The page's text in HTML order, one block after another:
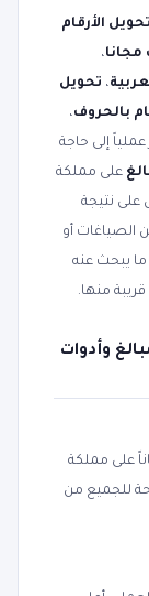
تحويل الأرقام
مجانا،
، تحويل
بالحروف،
إلى حاجة
على مملكة
على نتيجة
الصياغات أو
ما يبحث عنه
منها.
وأدوات
على مملكة
للجميع من